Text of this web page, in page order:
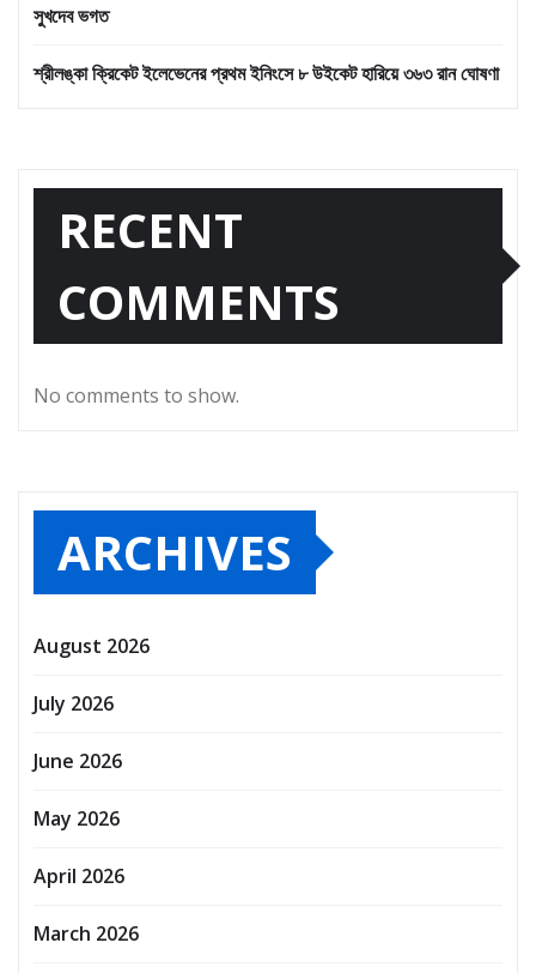
সুখদেব ভগত
শ্রীলঙ্কা ক্রিকেট ইলেভেনের প্রথম ইনিংসে ৮ উইকেট হারিয়ে ৩৬৩ রান ঘোষণা
RECENT
COMMENTS
No comments to show.
ARCHIVES
August 2026
July 2026
June 2026
May 2026
April 2026
March 2026